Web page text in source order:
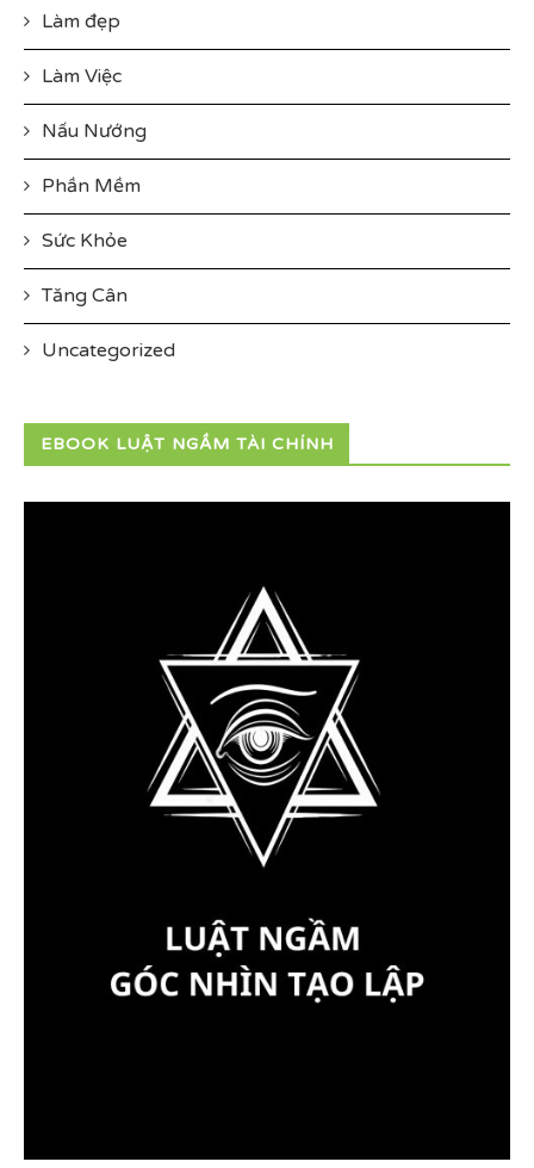
Làm đẹp
Làm Việc
Nấu Nướng
Phần Mềm
Sức Khỏe
Tăng Cân
Uncategorized
EBOOK LUẬT NGẦM TÀI CHÍNH